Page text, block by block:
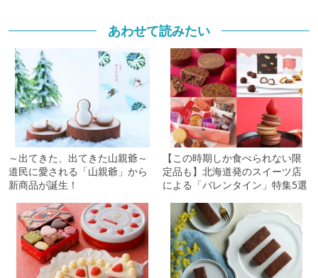
あわせて読みたい
～出てきた、出てきた山親爺～
道民に愛される「山親爺」から
新商品が誕生！
【この時期しか食べられない限
定品も】北海道発のスイーツ店
による「バレンタイン」特集5選